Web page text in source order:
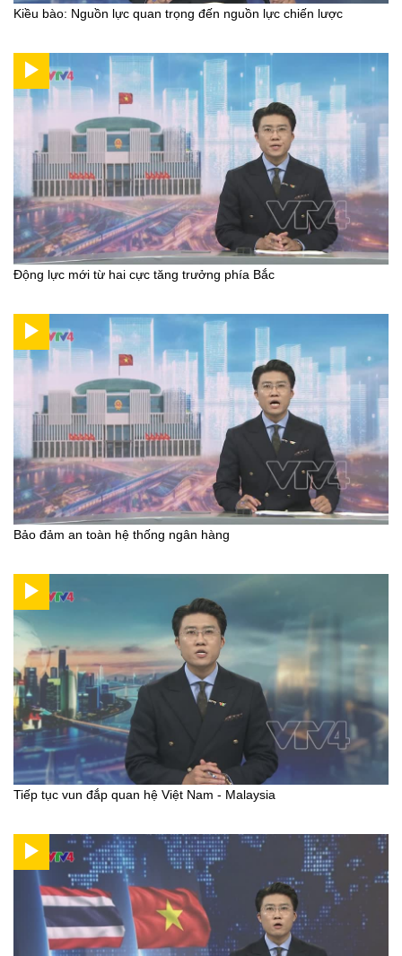
Kiều bào: Nguồn lực quan trọng đến nguồn lực chiến lược
Động lực mới từ hai cực tăng trưởng phía Bắc
Bảo đảm an toàn hệ thống ngân hàng
Tiếp tục vun đắp quan hệ Việt Nam - Malaysia